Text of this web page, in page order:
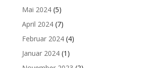
Mai 2024(5)
April 2024(7)
Februar 2024(4)
Januar 2024(1)